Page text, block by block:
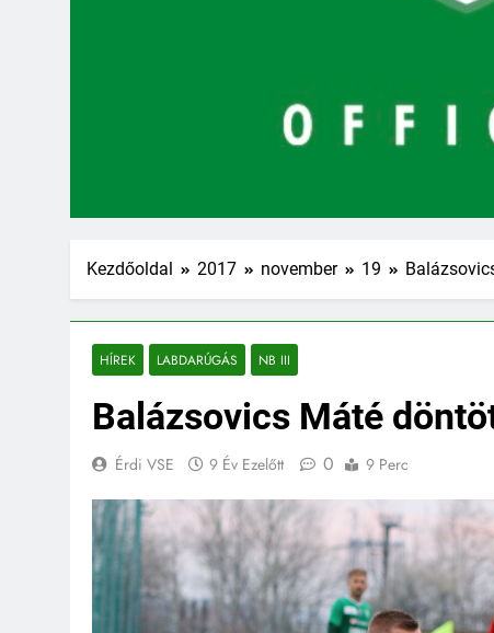
Kezdőoldal 2017 november 19
HÍREK LABDARÚGÁS NB III
Balázsovics Máté
Érdi VSE 9 Év Ezelőtt 0 9 Perc